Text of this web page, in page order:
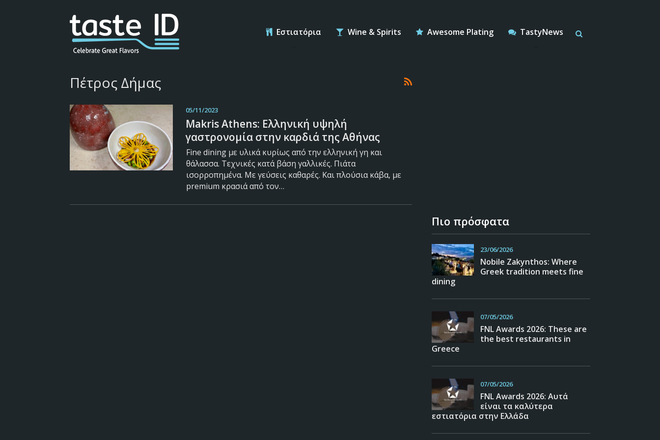
Εστιατόρια Wine & Spirits Awesome Plating TastyNews
Πέτρος Δήμας
05/11/2023
Makris Athens: Ελληνική υψηλή
γαστρονομία στην καρδιά της Αθήνας
Fine dining με υλικά κυρίως από την ελληνική γη και
θάλασσα. Τεχνικές κατά βάση γαλλικές. Πιάτα
ισορροπημένα. Με γεύσεις καθαρές. Και πλούσια κάβα, με
premium κρασιά από τον…
Πιο πρόσφατα
23/06/2026
Nobile Zakynthos: Where
Greek tradition meets fine
dining
07/05/2026
FNL Awards 2026: These are
the best restaurants in
Greece
07/05/2026
FNL Awards 2026: Αυτά
είναι τα καλύτερα
εστιατόρια στην Ελλάδα